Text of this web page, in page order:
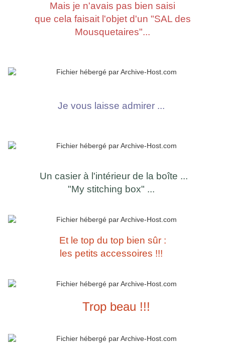
Mais je n'avais pas bien saisi
que cela faisait l'objet d'un "SAL des
Mousquetaires"...
Je vous laisse admirer ...
Un casier à l'intérieur de la boîte ...
"My stitching box" ...
Et le top du top bien sûr :
les petits accessoires !!!
Trop beau !!!